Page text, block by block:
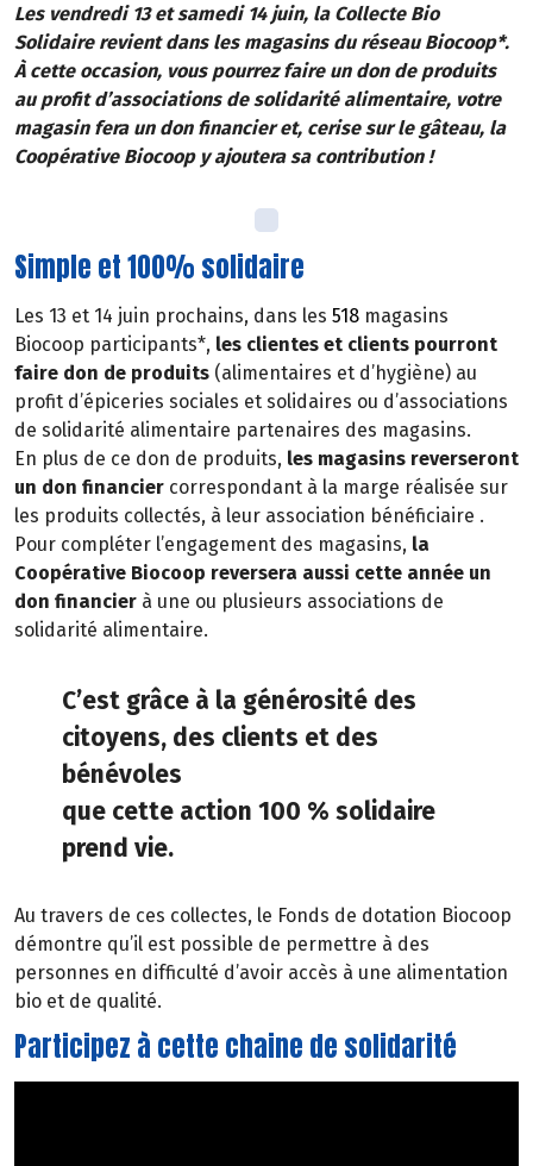
Les vendredi 13 et samedi 14 juin, la Collecte Bio
Solidaire revient dans les magasins du réseau Biocoop*.
À cette occasion, vous pourrez faire un don de produits
au profit d’associations de solidarité alimentaire, votre
magasin fera un don financier et, cerise sur le gâteau, la
Coopérative Biocoop y ajoutera sa contribution !
Simple et 100% solidaire
Les 13 et 14 juin prochains, dans les 518 magasins
Biocoop participants*, les clientes et clients pourront
faire don de produits (alimentaires et d’hygiène) au
profit d’épiceries sociales et solidaires ou d’associations
de solidarité alimentaire partenaires des magasins.
En plus de ce don de produits, les magasins reverseront
un don financier correspondant à la marge réalisée sur
les produits collectés, à leur association bénéficiaire .
Pour compléter l’engagement des magasins, la
Coopérative Biocoop reversera aussi cette année un
don financier à une ou plusieurs associations de
solidarité alimentaire.
C’est grâce à la générosité des
citoyens, des clients et des
bénévoles
que cette action 100 % solidaire
prend vie.
Au travers de ces collectes, le Fonds de dotation Biocoop
démontre qu’il est possible de permettre à des
personnes en difficulté d’avoir accès à une alimentation
bio et de qualité.
Participez à cette chaine de solidarité